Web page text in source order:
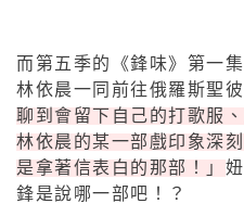
而第五季的《鋒味》第一
林依晨一同前往俄羅斯聖彼
聊到會留下自己的打歌服
林依晨的某一部戲印象深
是拿著信表白的那部！」
鋒是說哪一部吧！？